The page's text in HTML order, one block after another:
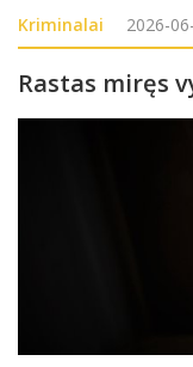
prom.) moteriai (gim.
Nusikalstamos veikos
Kriminalai 2026-
Rastas miręs